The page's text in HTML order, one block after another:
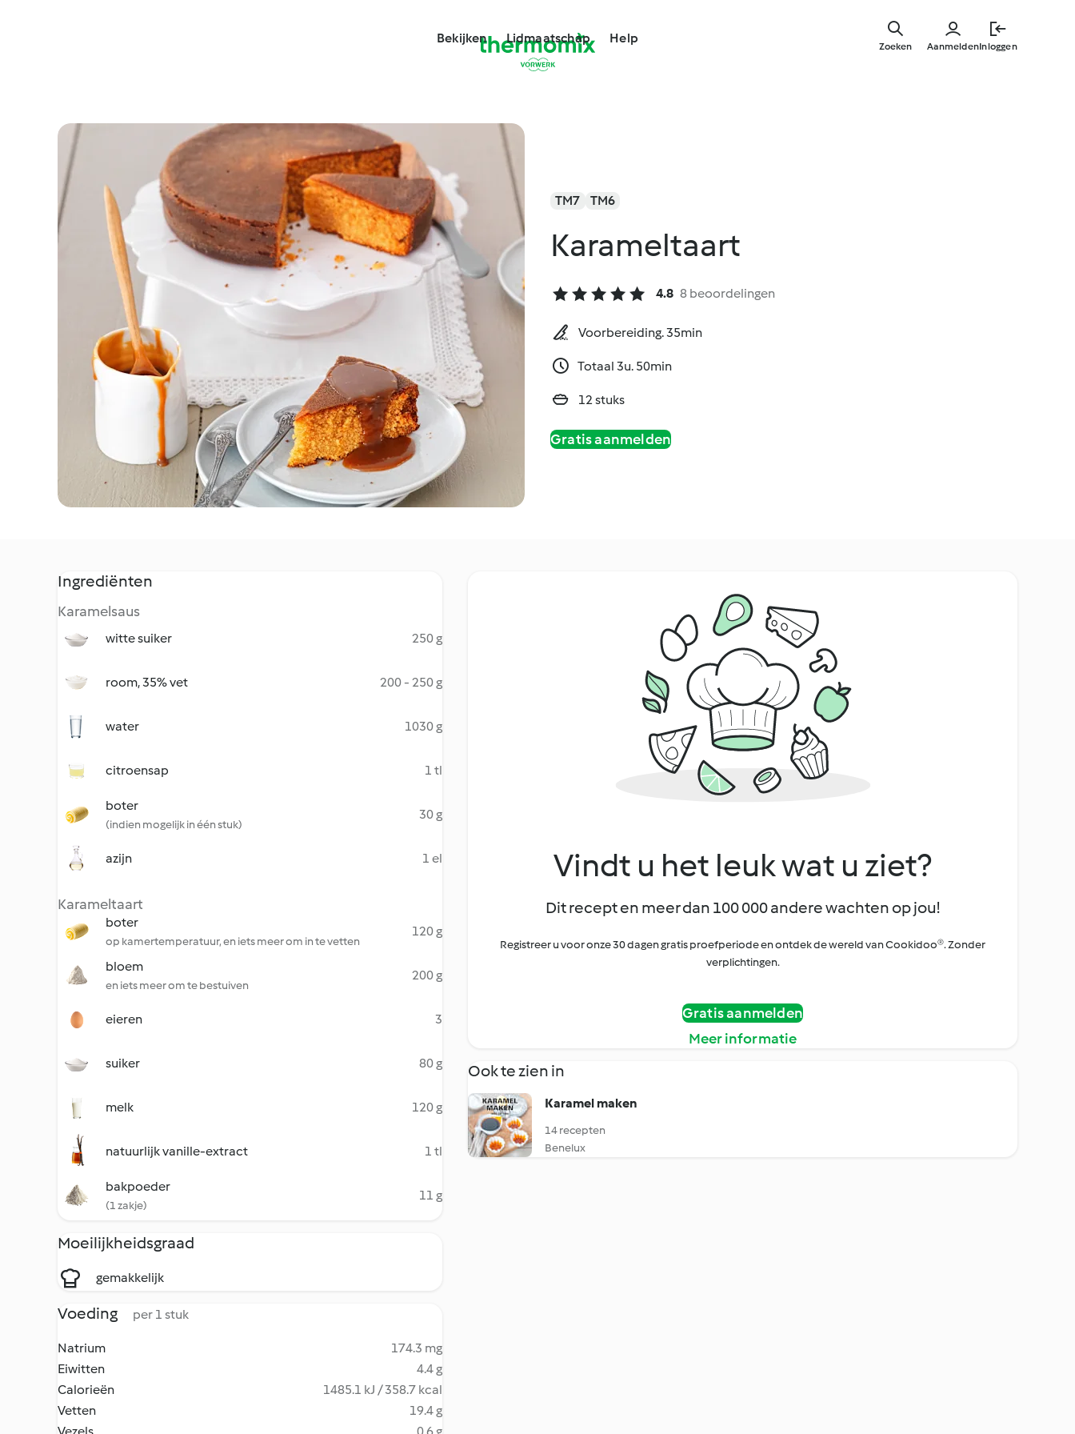
Bekijken Lidmaatschap Help
AanmeldenInloggen
Zoeken
TM7 TM6
Karameltaart
4.8 8 beoordelingen
Voorbereiding. 35min
Totaal 3u. 50min
12 stuks
Gratis aanmelden
Ingrediënten
Karamelsaus
witte suiker 250 g
room, 35% vet 200 - 250 g
water 1030 g
citroensap 1 tl
boter
(indien mogelijk in één stuk)
30 g
azijn 1 el
Karameltaart
boter
op kamertemperatuur, en iets meer om in te vetten
120 g
bloem
en iets meer om te bestuiven
200 g
eieren 3
suiker 80 g
melk 120 g
natuurlijk vanille-extract 1 tl
bakpoeder
(1 zakje)
11 g
Moeilijkheidsgraad
gemakkelijk
Voeding per 1 stuk
Natrium
174.3 mg
Eiwitten
4.4 g
Calorieën
1485.1 kJ / 358.7 kcal
Vetten
19.4 g
Vindt u het leuk wat u ziet?
Dit recept en meer dan 100 000 andere wachten op jou!
Registreer u voor onze 30 dagen gratis proefperiode en ontdek de wereld van Cookidoo®. Zonder
verplichtingen.
Gratis aanmelden
Meer informatie
Ook te zien in
Karamel maken
14 recepten
Benelux